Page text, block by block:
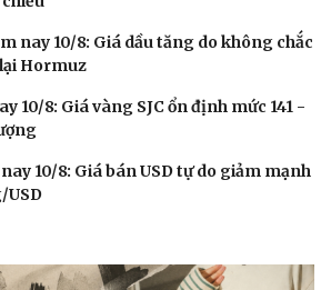
nay 10/8: Giá dầu tăng do không chắc
Hormuz
10/8: Giá vàng SJC ổn định mức 141 -
10/8: Giá bán USD tự do giảm mạnh
USD